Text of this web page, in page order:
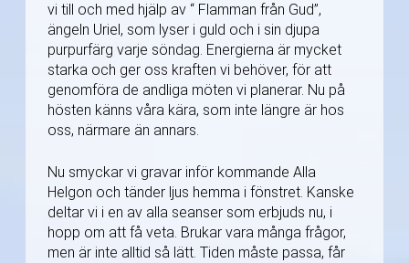
vi till och med hjälp av “ Flamman från Gud”,
ängeln Uriel, som lyser i guld och i sin djupa
purpurfärg varje söndag. Energierna är mycket
starka och ger oss kraften vi behöver, för att
genomföra de andliga möten vi planerar. Nu på
hösten känns våra kära, som inte längre är hos
oss, närmare än annars.
Nu smyckar vi gravar inför kommande Alla
Helgon och tänder ljus hemma i fönstret. Kanske
deltar vi i en av alla seanser som erbjuds nu, i
hopp om att få veta. Brukar vara många frågor,
men är inte alltid så lätt. Tiden måste passa, får